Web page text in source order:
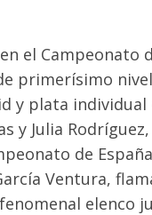
el
primerísimo
y plata
y Julia
de
Ventura,
elenco